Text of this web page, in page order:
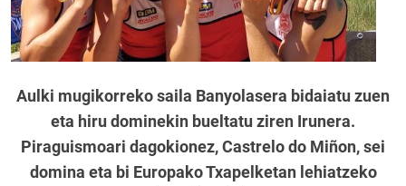
Aulki mugikorreko saila Banyolasera bidaiatu zuen
eta hiru dominekin bueltatu ziren Irunera.
Piraguismoari dagokionez, Castrelo do Miñon, sei
domina eta bi Europako Txapelketan lehiatzeko